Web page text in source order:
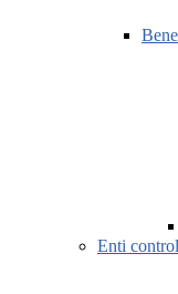
Enti